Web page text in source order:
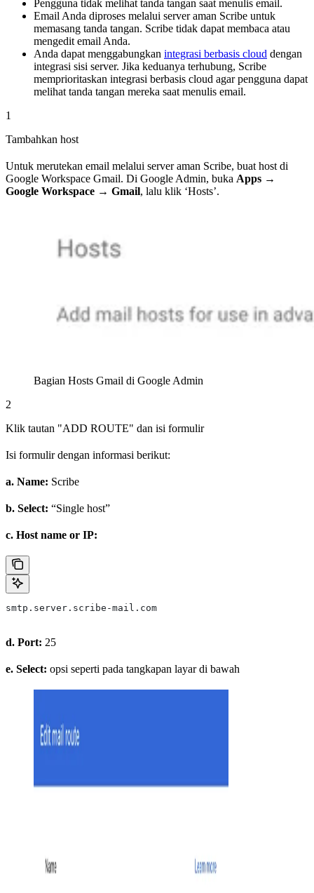
Pengguna tidak melihat tanda tangan saat menulis email.
Email Anda diproses melalui server aman Scribe untuk
memasang tanda tangan. Scribe tidak dapat membaca atau
mengedit email Anda.
Anda dapat menggabungkan integrasi berbasis cloud dengan
integrasi sisi server. Jika keduanya terhubung, Scribe
memprioritaskan integrasi berbasis cloud agar pengguna dapat
melihat tanda tangan mereka saat menulis email.
1
Tambahkan host
Untuk merutekan email melalui server aman Scribe, buat host di
Google Workspace Gmail. Di Google Admin, buka Apps →
Google Workspace → Gmail, lalu klik ‘Hosts’.
Bagian Hosts Gmail di Google Admin
2
Klik tautan "ADD ROUTE" dan isi formulir
Isi formulir dengan informasi berikut:
a. Name: Scribe
b. Select: “Single host”
c. Host name or IP:
smtp.server.scribe-mail.com
d. Port: 25
e. Select: opsi seperti pada tangkapan layar di bawah